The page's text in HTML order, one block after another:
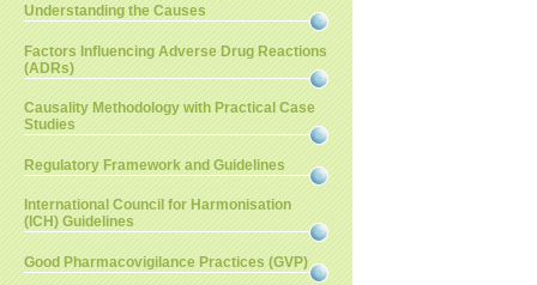
Understanding the Causes
Factors Influencing Adverse Drug Reactions
(ADRs)
Causality Methodology with Practical Case
Studies
Regulatory Framework and Guidelines
International Council for Harmonisation
(ICH) Guidelines
Good Pharmacovigilance Practices (GVP)